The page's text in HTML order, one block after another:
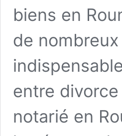
biens en
de
entre
notarié en